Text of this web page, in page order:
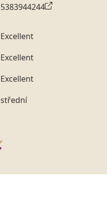
5383944244
Excellent
Excellent
Excellent
střední